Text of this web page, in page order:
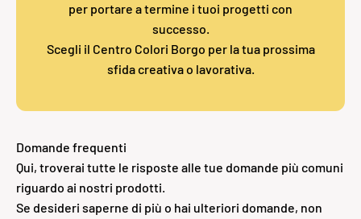
per portare a termine i tuoi progetti con
successo.
Scegli il Centro Colori Borgo per la tua prossima
sfida creativa o lavorativa.
Domande frequenti
Qui, troverai tutte le risposte alle tue domande più comuni
riguardo ai nostri prodotti.
Se desideri saperne di più o hai ulteriori domande, non